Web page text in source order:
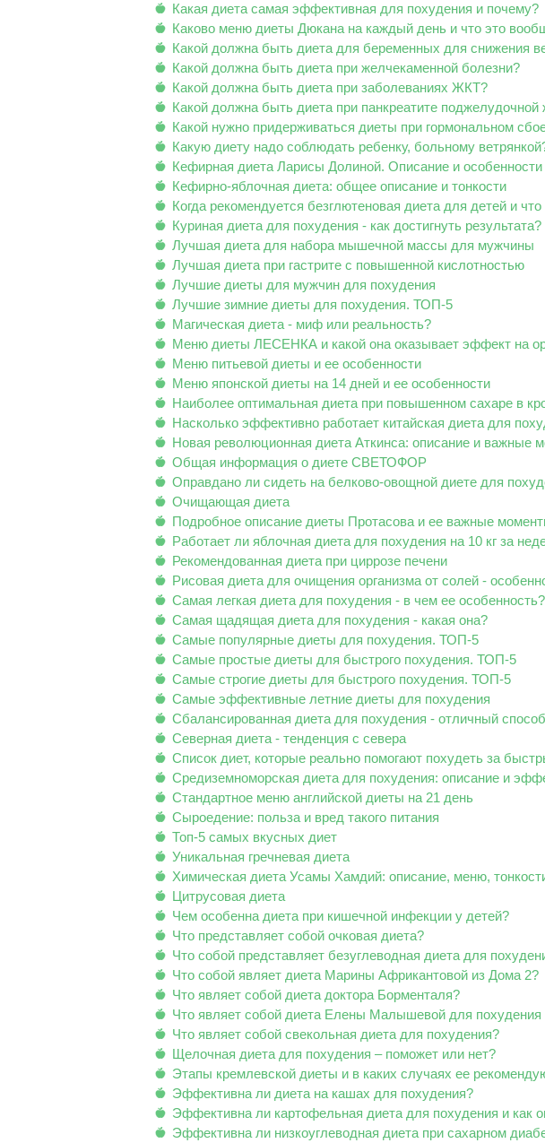
Какая диета самая эффективная для похудения и почему?
Каково меню диеты Дюкана на каждый день и что это
Какой должна быть диета для беременных для снижения
Какой должна быть диета при желчекаменной болезни?
Какой должна быть диета при заболеваниях ЖКТ?
Какой должна быть диета при панкреатите
Какой нужно придерживаться диеты при гормональном
Какую диету надо соблюдать ребенку, больному
Кефирная диета Ларисы Долиной. Описание и особенности
Кефирно-яблочная диета: общее описание и тонкости
Когда рекомендуется безглютеновая диета для детей и
Куриная диета для похудения - как достигнуть результата?
Лучшая диета для набора мышечной массы для мужчины
Лучшая диета при гастрите с повышенной кислотностью
Лучшие диеты для мужчин для похудения
Лучшие зимние диеты для похудения. ТОП-5
Магическая диета - миф или реальность?
Меню диеты ЛЕСЕНКА и какой она оказывает эффект на
Меню питьевой диеты и ее особенности
Меню японской диеты на 14 дней и ее особенности
Наиболее оптимальная диета при повышенном сахаре в
Насколько эффективно работает китайская диета для
Новая революционная диета Аткинса: описание и важные
Общая информация о диете СВЕТОФОР
Оправдано ли сидеть на белково-овощной диете для
Очищающая диета
Подробное описание диеты Протасова и ее важные
Работает ли яблочная диета для похудения на 10 кг за
Рекомендованная диета при циррозе печени
Рисовая диета для очищения организма от солей -
Самая легкая диета для похудения - в чем ее особенность?
Самая щадящая диета для похудения - какая она?
Самые популярные диеты для похудения. ТОП-5
Самые простые диеты для быстрого похудения. ТОП-5
Самые строгие диеты для быстрого похудения. ТОП-5
Самые эффективные летние диеты для похудения
Сбалансированная диета для похудения - отличный
Северная диета - тенденция с севера
Список диет, которые реально помогают похудеть за
Средиземноморская диета для похудения: описание и
Стандартное меню английской диеты на 21 день
Сыроедение: польза и вред такого питания
Топ-5 самых вкусных диет
Уникальная гречневая диета
Химическая диета Усамы Хамдий: описание, меню,
Цитрусовая диета
Чем особенна диета при кишечной инфекции у детей?
Что представляет собой очковая диета?
Что собой представляет безуглеводная диета для
Что собой являет диета Марины Африкантовой из Дома 2?
Что являет собой диета доктора Борменталя?
Что являет собой диета Елены Малышевой для
Что являет собой свекольная диета для похудения?
Щелочная диета для похудения – поможет или нет?
Этапы кремлевской диеты и в каких случаях ее
Эффективна ли диета на кашах для похудения?
Эффективна ли картофельная диета для похудения и как
Эффективна ли низкоуглеводная диета при сахарном